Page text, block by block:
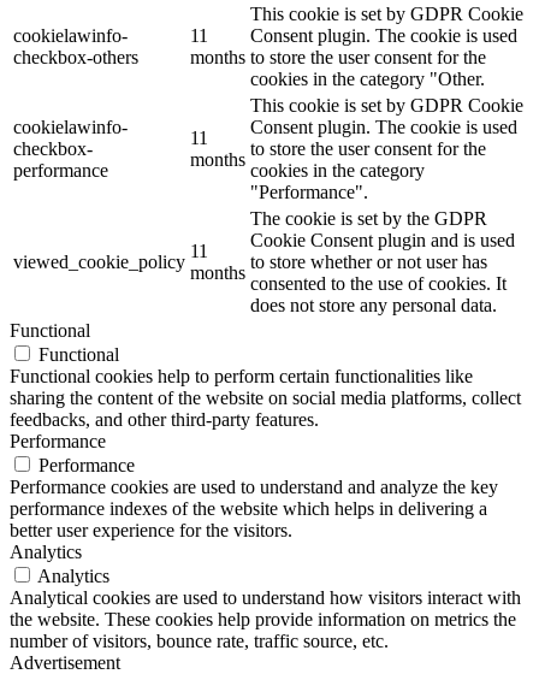
cookielawinfo-
checkbox-others
11
months
This cookie is set by GDPR Cookie
Consent plugin. The cookie is used
to store the user consent for the
cookies in the category "Other.
cookielawinfo-
checkbox-
performance
11
months
This cookie is set by GDPR Cookie
Consent plugin. The cookie is used
to store the user consent for the
cookies in the category
"Performance".
viewed_cookie_policy
11
months
The cookie is set by the GDPR
Cookie Consent plugin and is used
to store whether or not user has
consented to the use of cookies. It
does not store any personal data.
Functional
Functional
Functional cookies help to perform certain functionalities like
sharing the content of the website on social media platforms, collect
feedbacks, and other third-party features.
Performance
Performance
Performance cookies are used to understand and analyze the key
performance indexes of the website which helps in delivering a
better user experience for the visitors.
Analytics
Analytics
Analytical cookies are used to understand how visitors interact with
the website. These cookies help provide information on metrics the
number of visitors, bounce rate, traffic source, etc.
Advertisement